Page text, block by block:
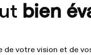
bien
de votre vision et de